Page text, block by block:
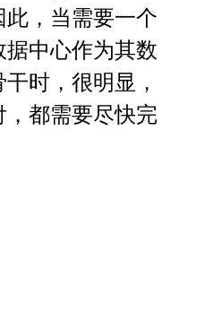
，当需要一个
据中心作为其数
时，很明显，
，都需要尽快完